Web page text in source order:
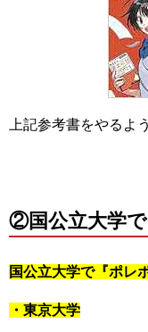
上記参考書をやるよ
②国公立大学
国公立大学で『ポレ
・東京大学